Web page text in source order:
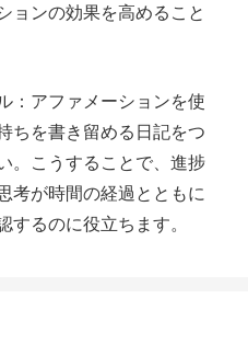
ョンの効果を高めること
：アファメーションを使
ちを書き留める日記をつ
。こうすることで、進捗
考が時間の経過とともに
するのに役立ちます。